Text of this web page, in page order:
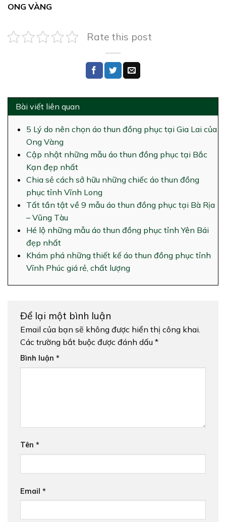
ONG VÀNG
Rate this post
Bài viết liên quan
5 Lý do nên chọn áo thun đồng phục tại Gia Lai của
Ong Vàng
Cập nhật những mẫu áo thun đồng phục tại Bắc
Kạn đẹp nhất
Chia sẻ cách sở hữu những chiếc áo thun đồng
phục tỉnh Vĩnh Long
Tất tần tật về 9 mẫu áo thun đồng phục tại Bà Rịa
– Vũng Tàu
Hé lộ những mẫu áo thun đồng phục tỉnh Yên Bái
đẹp nhất
Khám phá những thiết kế áo thun đồng phục tỉnh
Vĩnh Phúc giá rẻ, chất lượng
Để lại một bình luận
Email của bạn sẽ không được hiển thị công khai.
Các trường bắt buộc được đánh dấu *
Bình luận *
Tên *
Email *